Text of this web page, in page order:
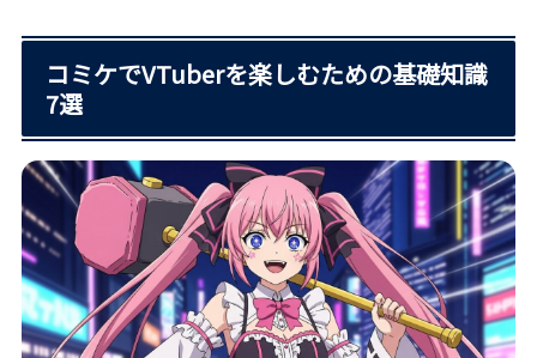
コミケでVTuberを楽しむための基礎知識
7選